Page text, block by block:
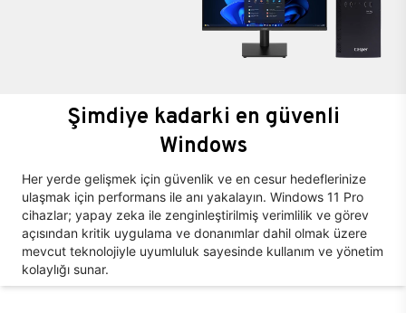
Şimdiye kadarki en güvenli
Windows
Her yerde gelişmek için güvenlik ve en cesur hedeflerinize
ulaşmak için performans ile anı yakalayın. Windows 11 Pro
cihazlar; yapay zeka ile zenginleştirilmiş verimlilik ve görev
açısından kritik uygulama ve donanımlar dahil olmak üzere
mevcut teknolojiyle uyumluluk sayesinde kullanım ve yönetim
kolaylığı sunar.